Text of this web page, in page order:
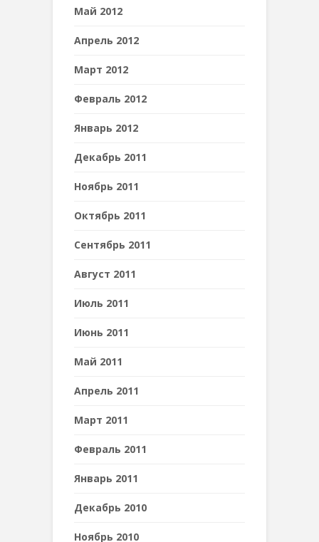
Май 2012
Апрель 2012
Март 2012
Февраль 2012
Январь 2012
Декабрь 2011
Ноябрь 2011
Октябрь 2011
Сентябрь 2011
Август 2011
Июль 2011
Июнь 2011
Май 2011
Апрель 2011
Март 2011
Февраль 2011
Январь 2011
Декабрь 2010
Ноябрь 2010